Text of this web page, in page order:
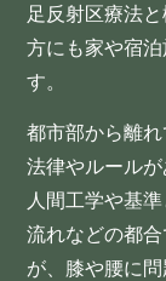
足反射区療法
方にも家や宿
す。
都市部から離
法律やルール
人間工学や基
流れなどの都
が、膝や腰に